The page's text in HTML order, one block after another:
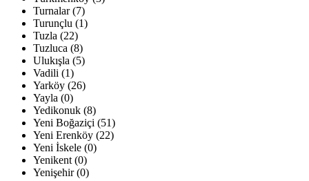
Turnalar (7)
Turunçlu (1)
Tuzla (22)
Tuzluca (8)
Ulukışla (5)
Vadili (1)
Yarköy (26)
Yayla (0)
Yedikonuk (8)
Yeni Boğaziçi (51)
Yeni Erenköy (22)
Yeni İskele (0)
Yenikent (0)
Yenişehir (0)